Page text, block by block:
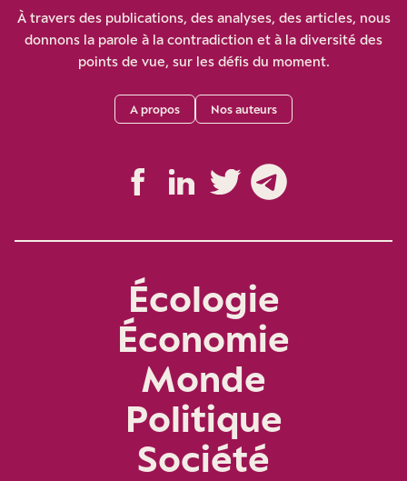
À travers des publications, des analyses, des articles, nous
donnons la parole à la contradiction et à la diversité des
points de vue, sur les défis du moment.
A propos Nos auteurs
Écologie
Économie
Monde
Politique
Société